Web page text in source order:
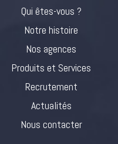
Qui êtes-vous ?
Notre histoire
Nos agences
Produits et Services
Recrutement
Actualités
Nous contacter